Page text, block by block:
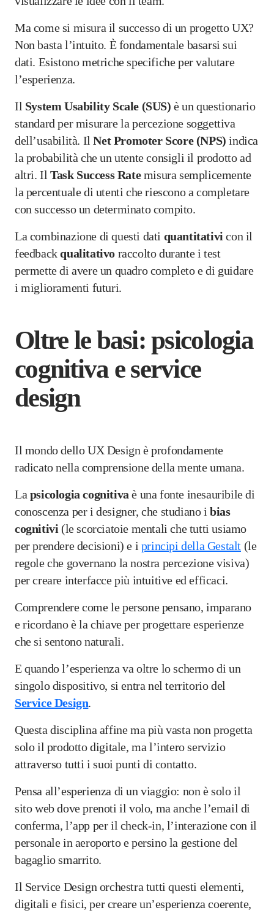
Ma come si misura il successo di un progetto UX?
Non basta l’intuito. È fondamentale basarsi sui
dati. Esistono metriche specifiche per valutare
l’esperienza.
Il System Usability Scale (SUS) è un questionario
standard per misurare la percezione soggettiva
dell’usabilità. IlNet Promoter Score (NPS) indica
la probabilità che un utente consigli il prodotto ad
altri. Il Task Success Ratemisura semplicemente
la percentuale di utenti che riescono a completare
con successo un determinato compito.
La combinazione di questi dati quantitativi con il
feedbackqualitativo raccolto durante i test
permette di avere un quadro completo e di guidare
i miglioramenti futuri.
Oltre le basi: psicologia
cognitiva e service
design
Il mondo dello UX Design è profondamente
radicato nella comprensione della mente umana.
La psicologia cognitiva è una fonte inesauribile di
conoscenza per i designer, che studiano ibias
cognitivi (le scorciatoie mentali che tutti usiamo
per prendere decisioni) e i principi della Gestalt (le
regole che governano la nostra percezione visiva)
per creare interfacce più intuitive ed efficaci.
Comprendere come le persone pensano, imparano
e ricordano è la chiave per progettare esperienze
che si sentono naturali.
E quando l’esperienza va oltre lo schermo di un
singolo dispositivo, si entra nel territorio del
Service Design.
Questa disciplina affine ma più vasta non progetta
solo il prodotto digitale, ma l’intero servizio
attraverso tutti i suoi punti di contatto.
Pensa all’esperienza di un viaggio: non è solo il
sito web dove prenoti il volo, ma anche l’email di
conferma, l’app per il check-in, l’interazione con il
personale in aeroporto e persino la gestione del
bagaglio smarrito.
Il Service Design orchestra tutti questi elementi,
digitali e fisici, per creare un’esperienza coerente,